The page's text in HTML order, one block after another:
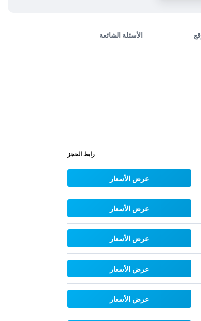
الأسئلة الشائعة
رابط الحجز
عرض الأسعار
عرض الأسعار
عرض الأسعار
عرض الأسعار
عرض الأسعار